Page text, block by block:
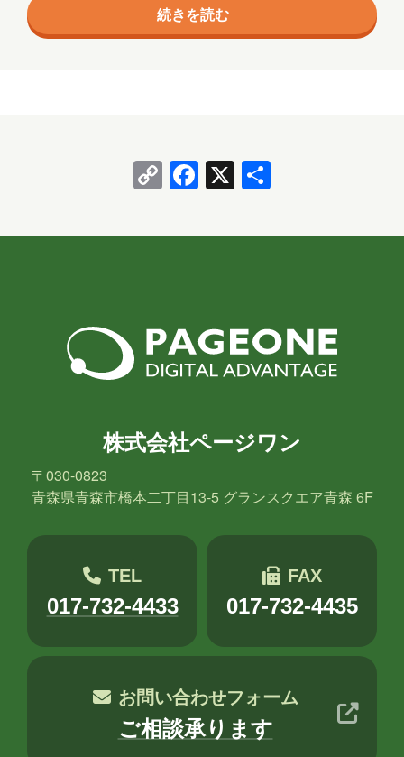
インとなります。しかし、その中身はこの3年ほどの
間に大きく変化しております。何故か。ビジネスのプ
続きを読む
CopyFacebook
X
株式会社ページワン
〒030-0823
青森県青森市橋本二丁目13-5 グランスクエア青森 6F
TEL
017-732-4433
FAX
017-732-4435
お問い合わせフォーム
ご相談承ります